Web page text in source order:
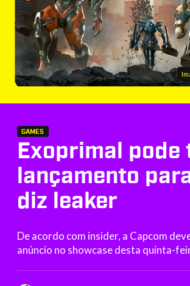
GAMES
Exoprimal pode
lançamento
diz leaker
De acordo com insider, a Capcom
anúncio no showcase desta quinta-